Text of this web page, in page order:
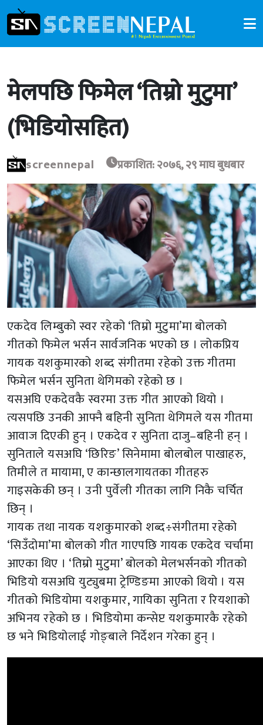
मेलपछि फिमेल ‘तिम्रो मुटुमा’
(भिडियोसहित)
screennepal प्रकाशित: २०७६, २९ माघ बुधबार
एकदेव लिम्बुको स्वर रहेको ‘तिम्रो मुटुमा’मा बोलको
गीतको फिमेल भर्सन सार्वजनिक भएको छ । लोकप्रिय
गायक यशकुमारको शब्द संगीतमा रहेको उक्त गीतमा
फिमेल भर्सन सुनिता थेगिमको रहेको छ ।
यसअघि एकदेवकै स्वरमा उक्त गीत आएको थियो ।
त्यसपछि उनकी आफ्नै बहिनी सुनिता थेगिमले यस गीतमा
आवाज दिएकी हुन् । एकदेव र सुनिता दाजु–बहिनी हन् ।
सुनिताले यसअघि ‘छिरिङ’ सिनेमामा बोलबोल पाखाहरु,
तिमीले त मायामा, ए कान्छालगायतका गीतहरु
गाइसकेकी छन् । उनी पुर्वेली गीतका लागि निकै चर्चित
छिन् ।
गायक तथा नायक यशकुमारको शब्द÷संगीतमा रहेको
‘सिउँदोमा’मा बोलको गीत गाएपछि गायक एकदेव चर्चामा
आएका थिए । ‘तिम्रो मुटुमा’ बोलको मेलभर्सनको गीतको
भिडियो यसअघि युट्युबमा ट्रेण्डिङमा आएको थियो । यस
गीतको भिडियोमा यशकुमार, गायिका सुनिता र रियशाको
अभिनय रहेको छ । भिडियोमा कन्सेप्ट यशकुमारकै रहेको
छ भने भिडियोलाई गोङ्बाले निर्देशन गरेका हुन् ।